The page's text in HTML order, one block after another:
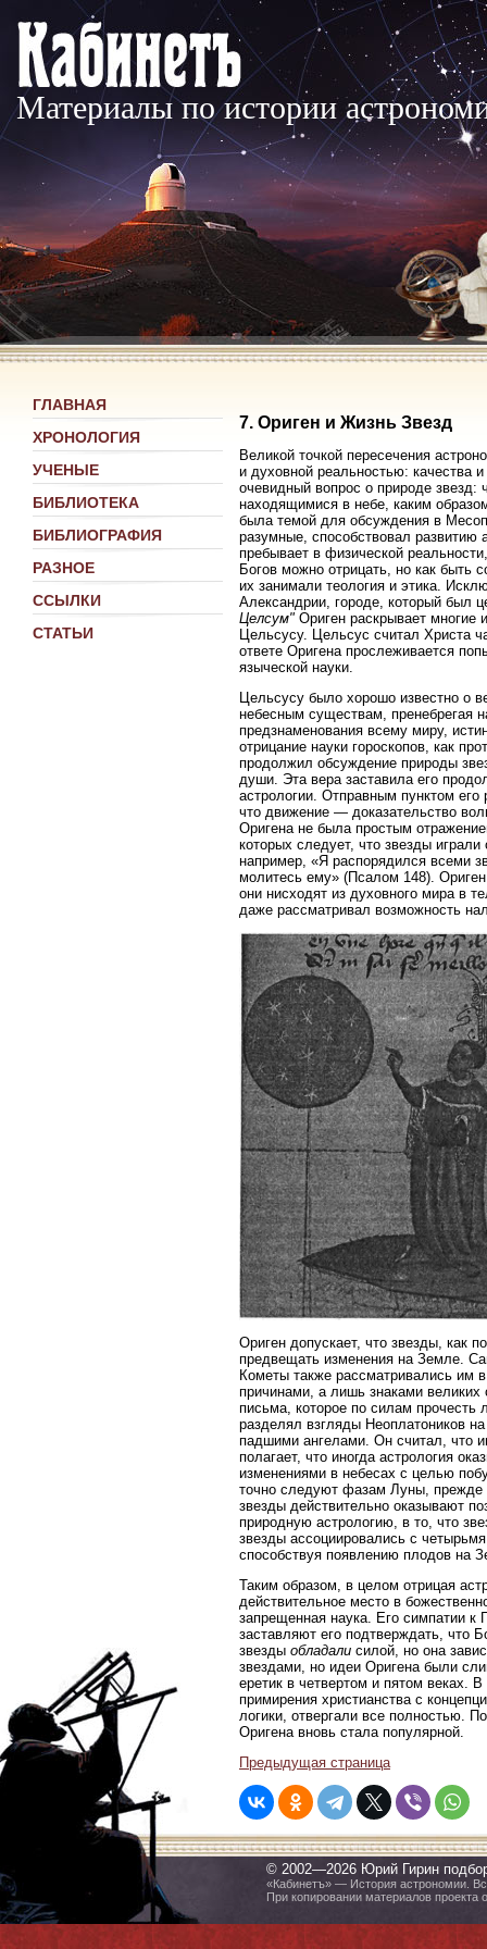
Материалы по истории
ГЛАВНАЯ
ХРОНОЛОГИЯ
УЧЕНЫЕ
БИБЛИОТЕКА
БИБЛИОГРАФИЯ
РАЗНОЕ
ССЫЛКИ
СТАТЬИ
7. Ориген и Жизнь Звезд
Великой точкой пересечения
и духовной реальностью: качества
очевидный вопрос о природе
находящимися в небе, каким
была темой для обсуждения в
разумные, способствовал развитию
пребывает в физической
Богов можно отрицать, но как быть
их занимали теология и этика.
Александрии, городе, который был
Целсум" Ориген раскрывает многие
Цельсусу. Цельсус считал Христа
ответе Оригена прослеживается
языческой науки.
Цельсусу было хорошо известно о
небесным существам, пренебрегая
предзнаменования всему миру,
отрицание науки гороскопов, как
продолжил обсуждение природы
души. Эта вера заставила его
астрологии. Отправным пунктом
что движение — доказательство
Оригена не была простым
которых следует, что звезды
например, «Я распорядился всеми
молитесь ему» (Псалом 148).
они нисходят из духовного мира в
даже рассматривал возможность
Ориген допускает, что звезды, как
предвещать изменения на Земле.
Кометы также рассматривались им
причинами, а лишь знаками
письма, которое по силам прочесть
разделял взгляды Неоплатоников
падшими ангелами. Он считал, что
полагает, что иногда астрология
изменениями в небесах с целью
точно следуют фазам Луны, прежде
звезды действительно оказывают
природную астрологию, в то, что
звезды ассоциировались с
способствуя появлению плодов на
Таким образом, в целом отрицая
действительное место в
запрещенная наука. Его симпатии
заставляют его подтверждать, что
звезды обладали силой, но она
звездами, но идеи Оригена были
еретик в четвертом и пятом веках.
примирения христианства с
логики, отвергали все полностью.
Оригена вновь стала популярной.
Предыдущая страница
© 2002—2026 Юрий Гирин
«Кабинетъ» — История астрономии.
При копировании материалов проекта